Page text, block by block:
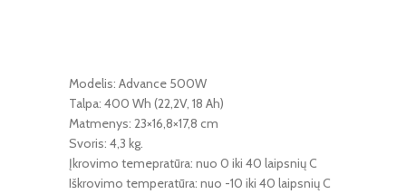
Modelis: Advance 500W
Talpa: 400 Wh (22,2V, 18 Ah)
Matmenys: 23×16,8×17,8 cm
Svoris: 4,3 kg.
Įkrovimo temepratūra: nuo 0 iki 40 laipsnių C
Iškrovimo temperatūra: nuo -10 iki 40 laipsnių C